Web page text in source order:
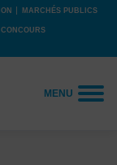
MARCHÉS PUBLICS
CONCOURS
MENU